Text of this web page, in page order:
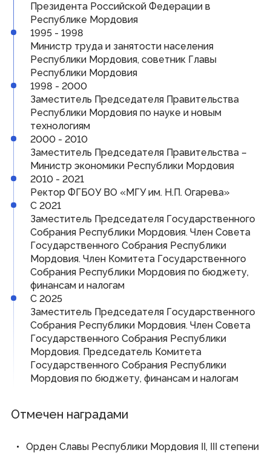
© Государственное Cобрание Республики Мордовия,
2024
Федеральные органы государственной власти
Органы государственной власти РМ
Президента Российской Федерации в
Республике Мордовия
1995 - 1998
Министр труда и занятости населения
Республики Мордовия, советник Главы
Республики Мордовия
1998 - 2000
Заместитель Председателя Правительства
Республики Мордовия по науке и новым
технологиям
2000 - 2010
Заместитель Председателя Правительства –
Министр экономики Республики Мордовия
2010 - 2021
Ректор ФГБОУ ВО «МГУ им. Н.П. Огарева»
С 2021
Заместитель Председателя Государственного
Собрания Республики Мордовия. Член Совета
Государственного Собрания Республики
Мордовия. Член Комитета Государственного
Собрания Республики Мордовия по бюджету,
финансам и налогам
С 2025
Заместитель Председателя Государственного
Собрания Республики Мордовия. Член Совета
Государственного Собрания Республики
Мордовия. Председатель Комитета
Государственного Собрания Республики
Мордовия по бюджету, финансам и налогам
Отмечен наградами
Орден Славы Республики Мордовия II, III степени